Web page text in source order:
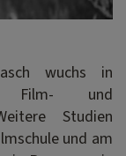
wuchs in
Film- und
Studien
und am